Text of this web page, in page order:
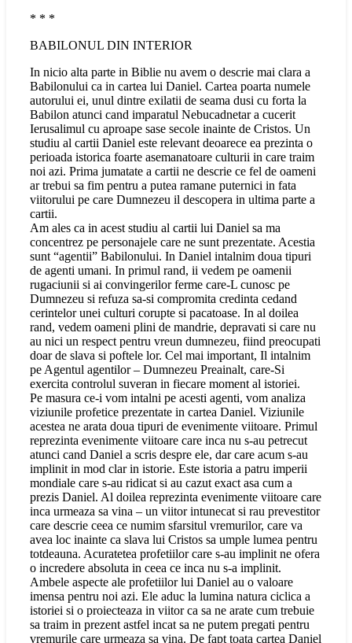
* * *
BABILONUL DIN INTERIOR
In nicio alta parte in Biblie nu avem o descrie mai clara a
Babilonului ca in cartea lui Daniel. Cartea poarta numele
autorului ei, unul dintre exilatii de seama dusi cu forta la
Babilon atunci cand imparatul Nebucadnetar a cucerit
Ierusalimul cu aproape sase secole inainte de Cristos. Un
studiu al cartii Daniel este relevant deoarece ea prezinta o
perioada istorica foarte asemanatoare culturii in care traim
noi azi. Prima jumatate a cartii ne descrie ce fel de oameni
ar trebui sa fim pentru a putea ramane puternici in fata
viitorului pe care Dumnezeu il descopera in ultima parte a
cartii.
Am ales ca in acest studiu al cartii lui Daniel sa ma
concentrez pe personajele care ne sunt prezentate. Acestia
sunt “agentii” Babilonului. In Daniel intalnim doua tipuri
de agenti umani. In primul rand, ii vedem pe oamenii
rugaciunii si ai convingerilor ferme care-L cunosc pe
Dumnezeu si refuza sa-si compromita credinta cedand
cerintelor unei culturi corupte si pacatoase. In al doilea
rand, vedem oameni plini de mandrie, depravati si care nu
au nici un respect pentru vreun dumnezeu, fiind preocupati
doar de slava si poftele lor. Cel mai important, Il intalnim
pe Agentul agentilor – Dumnezeu Preainalt, care-Si
exercita controlul suveran in fiecare moment al istoriei.
Pe masura ce-i vom intalni pe acesti agenti, vom analiza
viziunile profetice prezentate in cartea Daniel. Viziunile
acestea ne arata doua tipuri de evenimente viitoare. Primul
reprezinta evenimente viitoare care inca nu s-au petrecut
atunci cand Daniel a scris despre ele, dar care acum s-au
implinit in mod clar in istorie. Este istoria a patru imperii
mondiale care s-au ridicat si au cazut exact asa cum a
prezis Daniel. Al doilea reprezinta evenimente viitoare care
inca urmeaza sa vina – un viitor intunecat si rau prevestitor
care descrie ceea ce numim sfarsitul vremurilor, care va
avea loc inainte ca slava lui Cristos sa umple lumea pentru
totdeauna. Acuratetea profetiilor care s-au implinit ne ofera
o incredere absoluta in ceea ce inca nu s-a implinit.
Ambele aspecte ale profetiilor lui Daniel au o valoare
imensa pentru noi azi. Ele aduc la lumina natura ciclica a
istoriei si o proiecteaza in viitor ca sa ne arate cum trebuie
sa traim in prezent astfel incat sa ne putem pregati pentru
vremurile care urmeaza sa vina. De fapt toata cartea Daniel